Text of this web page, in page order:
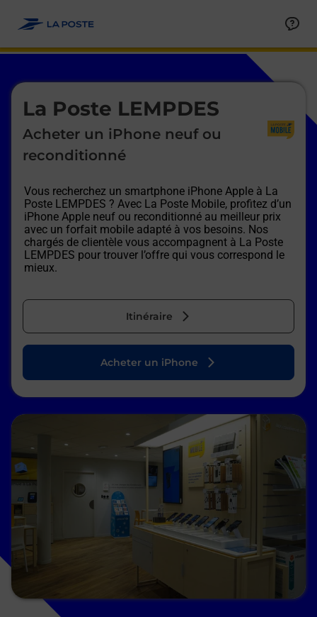
La Poste LEMPDES
Acheter un iPhone neuf ou
reconditionné
Vous recherchez un smartphone iPhone Apple à La
Poste LEMPDES ? Avec La Poste Mobile, profitez d’un
iPhone Apple neuf ou reconditionné au meilleur prix
avec un forfait mobile adapté à vos besoins. Nos
chargés de clientèle vous accompagnent à La Poste
LEMPDES pour trouver l’offre qui vous correspond le
mieux.
Itinéraire
Le lien s'ouvre dans un nouvel onglet
Acheter un iPhone